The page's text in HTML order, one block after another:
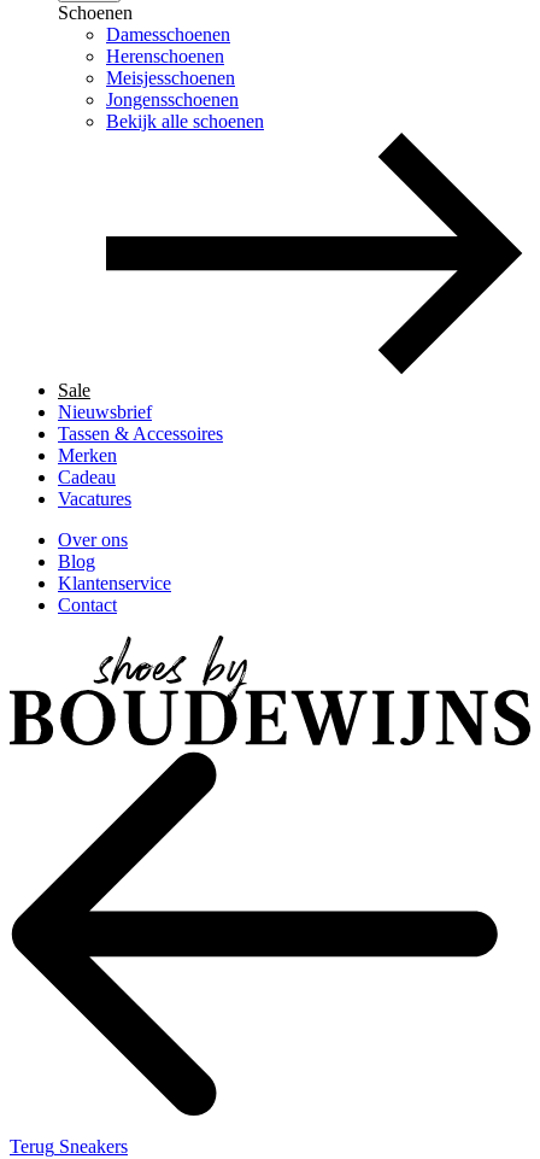
Schoenen
Damesschoenen
Herenschoenen
Meisjesschoenen
Jongensschoenen
Bekijk alle schoenen
Sale
Nieuwsbrief
Tassen & Accessoires
Merken
Cadeau
Vacatures
Over ons
Blog
Klantenservice
Contact
Terug Sneakers